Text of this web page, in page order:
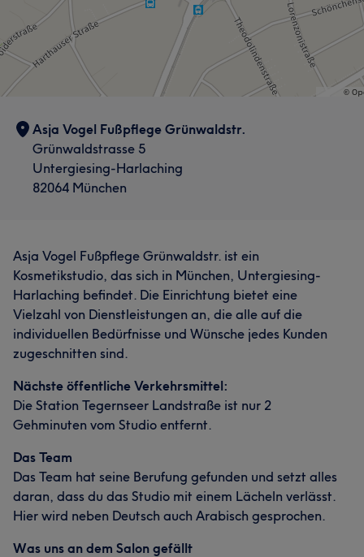
Asja Vogel Fußpflege Grünwaldstr.
Grünwaldstrasse 5
Untergiesing-Harlaching
82064 München
Asja Vogel Fußpflege Grünwaldstr. ist ein
Kosmetikstudio, das sich in München, Untergiesing-
Harlaching befindet. Die Einrichtung bietet eine
Vielzahl von Dienstleistungen an, die alle auf die
individuellen Bedürfnisse und Wünsche jedes Kunden
zugeschnitten sind.
Nächste öffentliche Verkehrsmittel:
Die Station Tegernseer Landstraße ist nur 2
Gehminuten vom Studio entfernt.
Das Team
Das Team hat seine Berufung gefunden und setzt alles
daran, dass du das Studio mit einem Lächeln verlässt.
Hier wird neben Deutsch auch Arabisch gesprochen.
Was uns an dem Salon gefällt